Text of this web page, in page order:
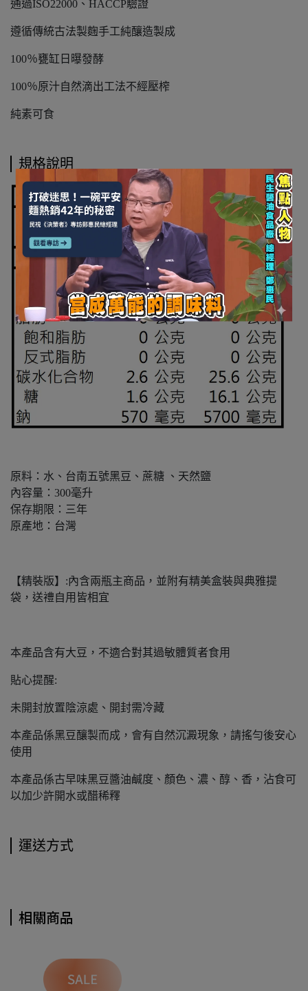
通過ISO22000、HACCP驗證
遵循傳統古法製麴手工純釀造製成
100％甕缸日曝發酵
100％原汁自然滴出工法不經壓榨
純素可食
規格說明
原料：水、台南五號黑豆、蔗糖 、天然鹽
內容量：300毫升
保存期限：三年
原產地：台灣
【精裝版】:內含兩瓶主商品，並附有精美盒裝與典雅提
袋，送禮自用皆相宜
本產品含有大豆，不適合對其過敏體質者食用
貼心提醒:
未開封放置陰涼處、開封需冷藏
本產品係黑豆釀製而成，會有自然沉澱現象，請搖勻後安心
使用
本產品係古早味黑豆醬油鹹度、顏色、濃、醇、香，沾食可
以加少許開水或醋稀釋
運送方式
相關商品